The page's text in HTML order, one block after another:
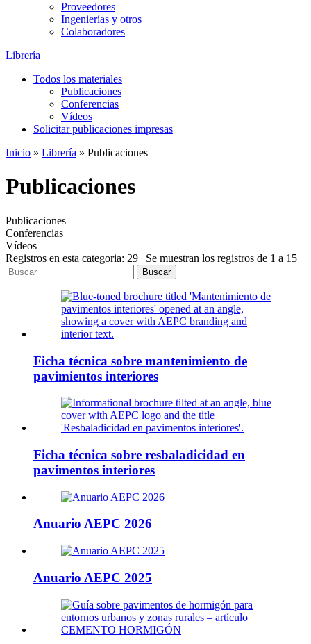
Proveedores
Ingenierías y otros
Colaboradores
Librería
Todos los materiales
Publicaciones
Conferencias
Vídeos
Solicitar publicaciones impresas
Inicio » Librería » Publicaciones
Publicaciones
Publicaciones
Conferencias
Vídeos
Registros en esta categoria: 29 | Se muestran los registros de 1 a 15
Buscar
Ficha técnica sobre mantenimiento de
pavimientos interiores
Ficha técnica sobre resbaladicidad en
pavimentos interiores
Anuario AEPC 2026
Anuario AEPC 2025